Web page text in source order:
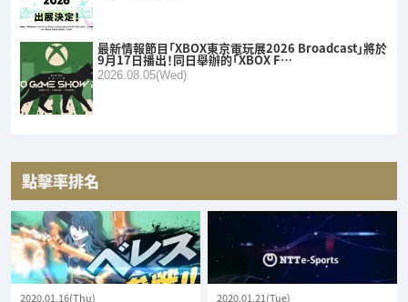
最新情報節目「XBOX東京電玩展2026 Broadcast」將於
9月17日播出！同日舉辦的「XBOX F…
2026.08.05(Wed)
點擊率排名
2020.01.16(Thu) 2020.01.21(Tue)